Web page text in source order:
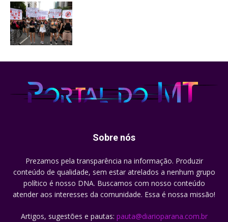
Sobre nós
Prezamos pela transparência na informação. Produzir
conteúdo de qualidade, sem estar atrelados a nenhum grupo
político é nosso DNA. Buscamos com nosso conteúdo
atender aos interesses da comunidade. Essa é nossa missão!
Artigos, sugestões e pautas: pauta@diarioparana.com.br